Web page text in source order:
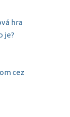
hra
je?
cez